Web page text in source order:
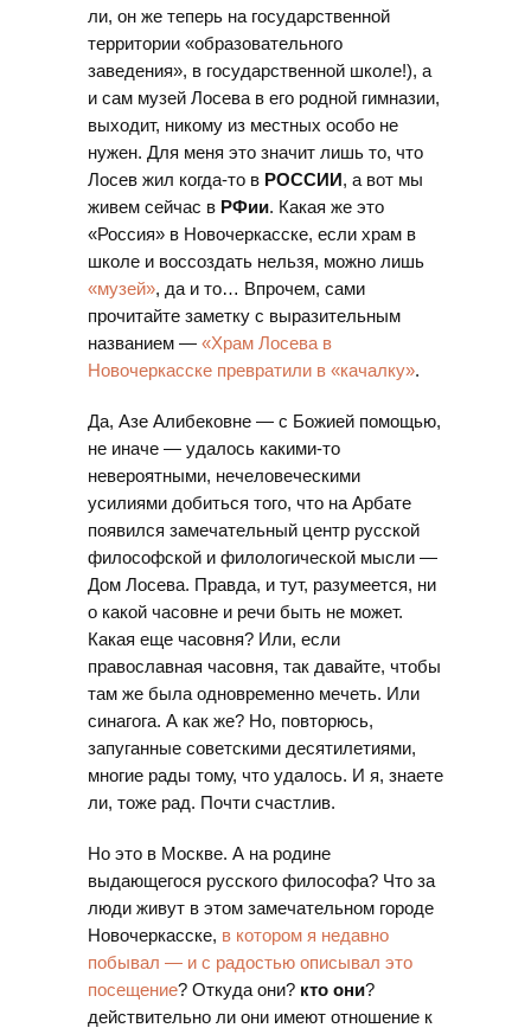
ли, он же теперь на государственной
территории «образовательного
заведения», в государственной школе!), а
и сам музей Лосева в его родной гимназии,
выходит, никому из местных особо не
нужен. Для меня это значит лишь то, что
Лосев жил когда-то в РОССИИ, а вот мы
живем сейчас в РФии. Какая же это
«Россия» в Новочеркасске, если храм в
школе и воссоздать нельзя, можно лишь
«музей», да и то… Впрочем, сами
прочитайте заметку с выразительным
названием — «Храм Лосева в
Новочеркасске превратили в «качалку».
Да, Азе Алибековне — с Божией помощью,
не иначе — удалось какими-то
невероятными, нечеловеческими
усилиями добиться того, что на Арбате
появился замечательный центр русской
философской и филологической мысли —
Дом Лосева. Правда, и тут, разумеется, ни
о какой часовне и речи быть не может.
Какая еще часовня? Или, если
православная часовня, так давайте, чтобы
там же была одновременно мечеть. Или
синагога. А как же? Но, повторюсь,
запуганные советскими десятилетиями,
многие рады тому, что удалось. И я, знаете
ли, тоже рад. Почти счастлив.
Но это в Москве. А на родине
выдающегося русского философа? Что за
люди живут в этом замечательном городе
Новочеркасске, в котором я недавно
побывал — и с радостью описывал это
посещение? Откуда они? кто они?
действительно ли они имеют отношение к